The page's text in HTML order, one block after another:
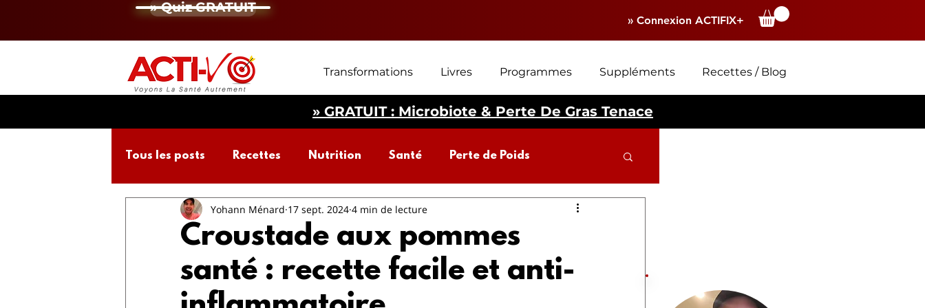
» Quiz GRATUIT
» Connexion ACTIFIX+
Transformations Livres Programmes Suppléments Recettes / Blog
» GRATUIT : Microbiote & Perte De Gras Tenace
Tous les posts Recettes Nutrition Santé Perte de Poids
Activité Physique Microbiote intestinal Perte de poids
Croustade aux pommes
santé : recette facile et anti-
Yohann Ménard 17 sept. 2024 4 min de lecture